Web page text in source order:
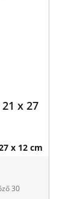
x 27
x 12 cm
30